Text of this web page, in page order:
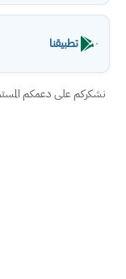
تطبيقنا
نشكركم على دعمكم